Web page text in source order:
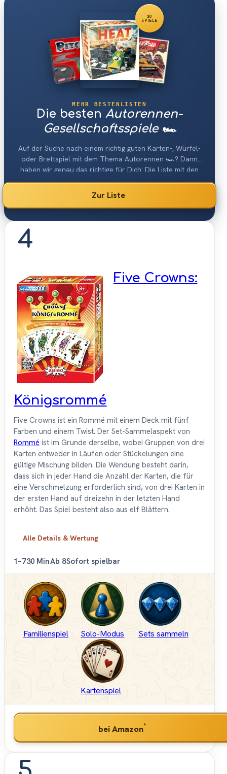
30
SPIELE
MEHR BESTENLISTEN
Die besten Autorennen-
Gesellschaftsspiele 🏎
Auf der Suche nach einem richtig guten Karten-, Würfel-
oder Brettspiel mit dem Thema Autorennen 🏎? Dann
haben wir genau das richtige für Dich: Die Liste mit den
besten Autorennen-Gesellschaftsspielen 2026.
Zur Liste
4
Five Crowns:
Königsrommé
Five Crowns ist ein Rommé mit einem Deck mit fünf
Farben und einem Twist. Der Set-Sammelaspekt von
Rommé ist im Grunde derselbe, wobei Gruppen von drei
Karten entweder in Läufen oder Stückelungen eine
gültige Mischung bilden. Die Wendung besteht darin,
dass sich in jeder Hand die Anzahl der Karten, die für
eine Verschmelzung erforderlich sind, von drei Karten in
der ersten Hand auf dreizehn in der letzten Hand
erhöht. Das Spiel besteht also aus elf Blättern.
Alle Details & Wertung
1–730 MinAb 8Sofort spielbar
Familienspiel Solo-Modus Sets sammeln
Kartenspiel
bei Amazon*